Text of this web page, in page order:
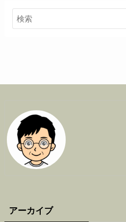
アーカイブ